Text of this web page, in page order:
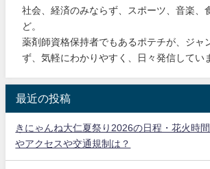
社会、経済のみならず、スポーツ、音楽、
ど。
薬剤師資格保持者でもあるポテチが、ジャ
ず、気軽にわかりやすく、日々発信してい
最近の投稿
きにゃんね大仁夏祭り2026の日程・花火時
やアクセスや交通規制は？